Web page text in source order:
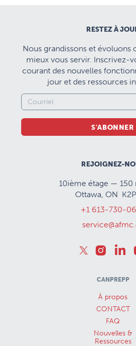
RESTEZ À
Nous grandissons et
mieux vous servir. Inscrivez-
courant des nouvelles
jour et des ressources
S'ABONNER
REJOIGNEZ-
10ième étage — 150
Ottawa, ON
+1 613-730-
CANPREPP
À propos
CONTACT
FAQ
Nouvelles &
Ressources